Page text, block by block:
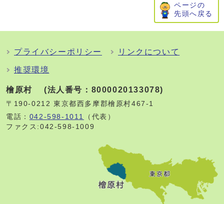
ページの
先頭へ戻る
プライバシーポリシー リンクについて
推奨環境
檜原村 (法人番号：8000020133078)
〒190-0212 東京都西多摩郡檜原村467-1
電話： 042-598-1011
（代表）
ファクス:042-598-1009